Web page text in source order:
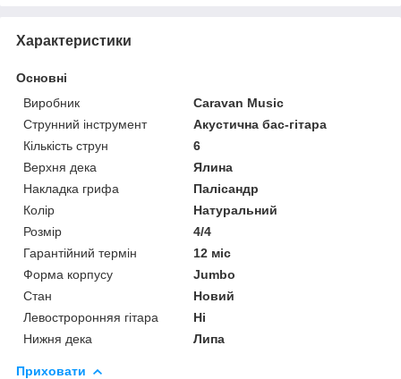
Характеристики
Основні
Виробник
Caravan Music
Струнний інструмент
Акустична бас-гітара
Кількість струн
6
Верхня дека
Ялина
Накладка грифа
Палісандр
Колір
Натуральний
Розмір
4/4
Гарантійний термін
12 міс
Форма корпусу
Jumbo
Стан
Новий
Левостроронняя гітара
Ні
Нижня дека
Липа
Приховати